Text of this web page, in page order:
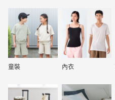
童裝 內衣